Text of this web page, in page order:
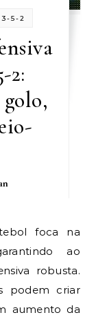
3-5-2
2:
ao
robusta.
podem criar
aumento da